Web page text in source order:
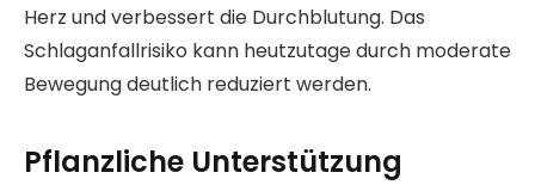
Herz und verbessert die Durchblutung. Das
Schlaganfallrisiko kann heutzutage durch moderate
Bewegung deutlich reduziert werden.
Pflanzliche Unterstützung